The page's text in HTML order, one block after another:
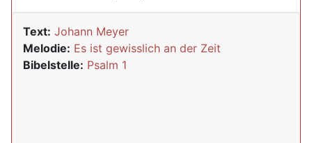
Text: Johann Meyer
Melodie: Es ist gewisslich an der Zeit
Bibelstelle: Psalm 1